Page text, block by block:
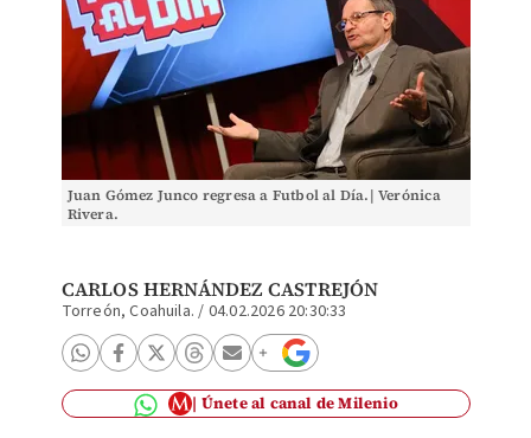
Juan Gómez Junco regresa a Futbol al Día.| Verónica
Rivera.
CARLOS HERNÁNDEZ CASTREJÓN
Torreón, Coahuila. / 04.02.2026 20:30:33
Únete al canal de Milenio